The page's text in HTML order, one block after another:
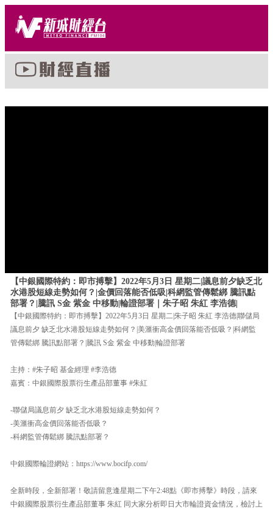
【中銀國際特約：即市搏擊】2022年5月3日 星期二|議息前夕缺乏北
水港股短線走勢如何？|金價回落能否低吸|科網監管傳鬆綁 騰訊點
部署？|騰訊 S金 紫金 中移動|輪證部署｜朱子昭 朱紅 李浩德|
【中銀國際特約：即市搏擊】2022年5月3日 星期二|朱子昭 朱紅 李浩德|聯儲局
議息前夕 缺乏北水港股短線走勢如何？|美滙衝高金價回落能否低吸？|科網監
管傳鬆綁 騰訊點部署？|騰訊 S金 紫金 中移動|輪證部署
主持：#朱子昭 基金經理 #李浩德
嘉賓：中銀國際股票衍生產品部董事 #朱紅
-聯儲局議息前夕 缺乏北水港股短線走勢如何？
-美滙衝高金價回落能否低吸？
-科網監管傳鬆綁 騰訊點部署？
中銀國際輪證網站：https://www.bocifp.com/
全新時段，全新部署！敬請留意逢星期二下午2:48點《即市搏擊》時段，請來
中銀國際股票衍生產品部董事 朱紅 同大家分析即日大市輪證資金情況，檢討上